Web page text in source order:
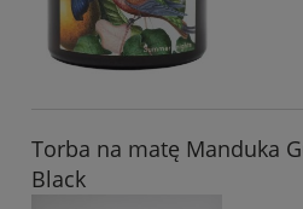
Torba na matę Manduka
Black